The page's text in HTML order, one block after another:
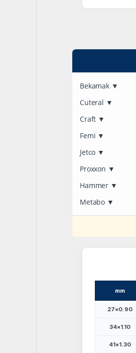
Bekamak ▼
Cuteral ▼
Craft ▼
Femi ▼
Jetco ▼
Proxxon ▼
Hammer ▼
Metabo ▼
mm
27×0.90
34×1.10
41×1.30